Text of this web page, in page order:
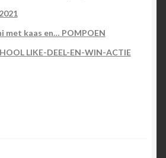
met kaas en… POMPOEN
LIKE-DEEL-EN-WIN-ACTIE